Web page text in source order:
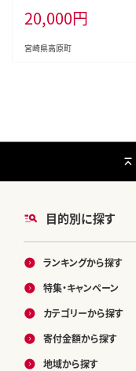
万能食材 生姜焼き しゃぶし
ンバーグ 餃子 肉巻き ミー
麻婆豆腐] TF0768-P00070
20,000円
宮崎県高原町
目的別に探す
ランキングから探す
特集・キャンペーン
カテゴリーから探す
寄付金額から探す
地域から探す